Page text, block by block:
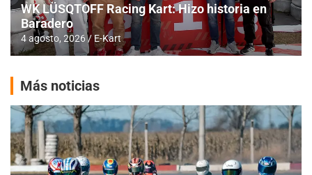
WK LÜSQTOFF Racing Kart: Hizo historia en
Baradero
4 agosto, 2026 E-Kart
Más noticias